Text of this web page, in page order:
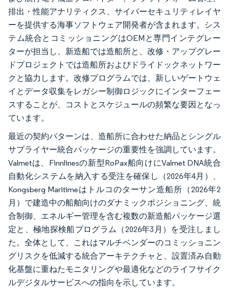
排出・性能アナリティクス、サイバーセキュリティレイヤ
ーを提供する海事ソフトウェア開発者が含まれます。シス
テム統合とコミッショニングはOEMと専門インテグレー
ターが担当し、新造船では造船所と、改修・アップグレー
ドプロジェクトでは造船所およびドライドックネットワー
クと協力します。改修プログラムでは、新しいゲートウェ
イとデータ収集をレガシー制御ロジックにインターフェー
スすることが、コストとスケジュールの頻繁な要因となっ
ています。
最近の契約パターンは、造船所に合わせた納品とシングル
サプライヤー統合パッケージの重要性を強調しています。
Valmetは、Finnlinesの新型RoPax船向けにValmet DNA統合
自動化システムを納入する受注を確保し（2026年4月）、
Kongsberg Maritimeはトルコのターサン造船所（2026年2
月）で建造中の船舶向けのダナミックポジショニング、統
合制御、エネルギー管理を含む複数の新造船パッケージ選
定と、極地探検船プログラム（2026年3月）を受注しまし
た。全体として、これはマルチベンダーのコミッショニン
グリスクを低減する統合アーキテクチャと、設置済み自動
化基盤に重ねたモニタリングや最適化などのライフサイク
ルデジタルサービスへの指向を示しています。